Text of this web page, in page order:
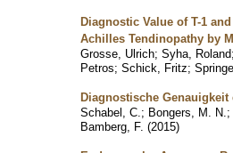
Diagnostic Value of T-1
Achilles Tendinopathy by
Grosse, Ulrich; Syha, Roland
Petros; Schick, Fritz;
Diagnostische
Schabel, C. ; Bongers, M. N. ;
Bamberg, F. (2015)